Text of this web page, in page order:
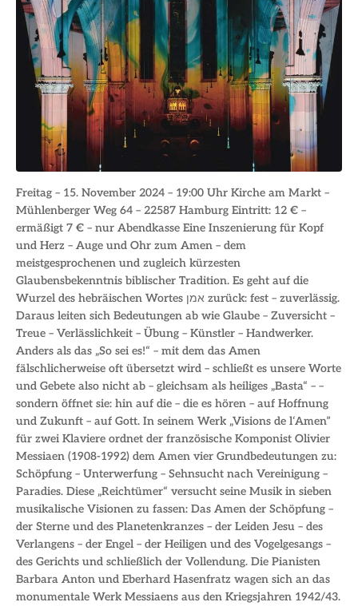
Freitag – 15. November 2024 – 19:00 Uhr Kirche am Markt –
Mühlenberger Weg 64 – 22587 Hamburg Eintritt: 12 € –
ermäßigt 7 € – nur Abendkasse Eine Inszenierung für Kopf
und Herz – Auge und Ohr zum Amen – dem
meistgesprochenen und zugleich kürzesten
Glaubensbekenntnis biblischer Tradition. Es geht auf die
Wurzel des hebräischen Wortes אמן zurück: fest – zuverlässig.
Daraus leiten sich Bedeutungen ab wie Glaube – Zuversicht –
Treue – Verlässlichkeit – Übung – Künstler – Handwerker.
Anders als das „So sei es!“ – mit dem das Amen
fälschlicherweise oft übersetzt wird – schließt es unsere Worte
und Gebete also nicht ab – gleichsam als heiliges „Basta“ – –
sondern öffnet sie: hin auf die – die es hören – auf Hoffnung
und Zukunft – auf Gott. In seinem Werk „Visions de l‘Amen”
für zwei Klaviere ordnet der französische Komponist Olivier
Messiaen (1908-1992) dem Amen vier Grundbedeutungen zu:
Schöpfung – Unterwerfung – Sehnsucht nach Vereinigung –
Paradies. Diese „Reichtümer“ versucht seine Musik in sieben
musikalische Visionen zu fassen: Das Amen der Schöpfung –
der Sterne und des Planetenkranzes – der Leiden Jesu – des
Verlangens – der Engel – der Heiligen und des Vogelgesangs –
des Gerichts und schließlich der Vollendung. Die Pianisten
Barbara Anton und Eberhard Hasenfratz wagen sich an das
monumentale Werk Messiaens aus den Kriegsjahren 1942/43.